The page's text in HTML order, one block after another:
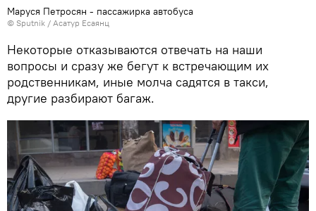
Маруся Петросян - пассажирка автобуса
© Sputnik / Асатур Есаянц
Некоторые отказываются отвечать на наши
вопросы и сразу же бегут к встречающим их
родственникам, иные молча садятся в такси,
другие разбирают багаж.